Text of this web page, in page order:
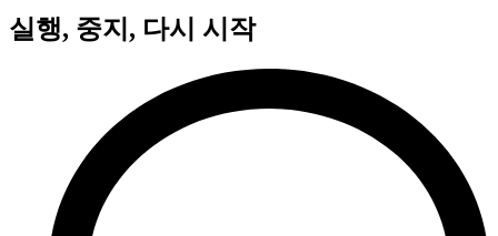
실행, 중지, 다시 시작